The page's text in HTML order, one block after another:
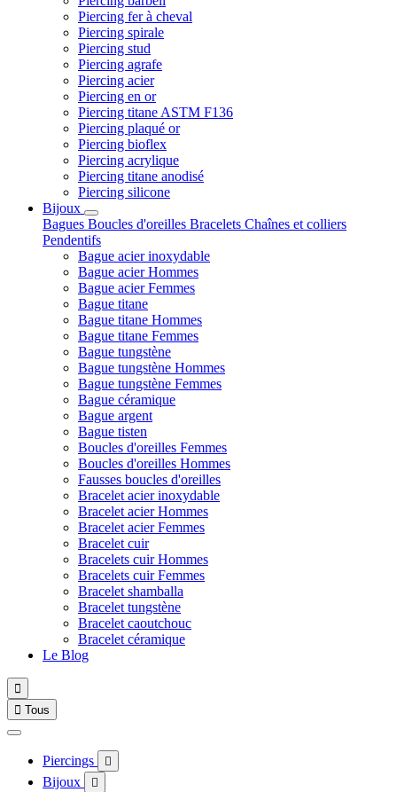
Piercing fer à cheval
Piercing spirale
Piercing stud
Piercing agrafe
Piercing acier
Piercing en or
Piercing titane ASTM F136
Piercing plaqué or
Piercing bioflex
Piercing acrylique
Piercing titane anodisé
Piercing silicone
Bijoux
Bagues Boucles d'oreilles Bracelets Chaînes et colliers
Pendentifs
Bague acier inoxydable
Bague acier Hommes
Bague acier Femmes
Bague titane
Bague titane Hommes
Bague titane Femmes
Bague tungstène
Bague tungstène Hommes
Bague tungstène Femmes
Bague céramique
Bague argent
Bague tisten
Boucles d'oreilles Femmes
Boucles d'oreilles Hommes
Fausses boucles d'oreilles
Bracelet acier inoxydable
Bracelet acier Hommes
Bracelet acier Femmes
Bracelet cuir
Bracelets cuir Hommes
Bracelets cuir Femmes
Bracelet shamballa
Bracelet tungstène
Bracelet caoutchouc
Bracelet céramique
Le Blog

 Tous
Piercings 
Bijoux 